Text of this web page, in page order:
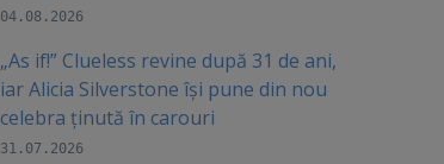
04.08.2026
„As if!” Clueless revine după 31 de ani,
iar Alicia Silverstone își pune din nou
celebra ținută în carouri
31.07.2026